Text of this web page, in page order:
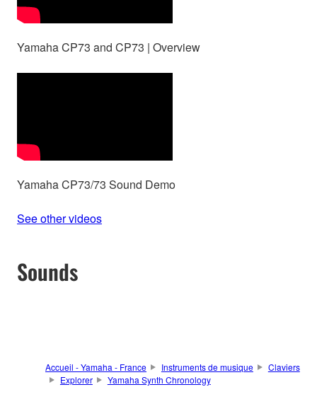
Yamaha CP73 and CP73 | Overview
Yamaha CP73/73 Sound Demo
See other videos
Sounds
Accueil - Yamaha - France Instruments de musique
Claviers
Explorer
Yamaha Synth Chronology